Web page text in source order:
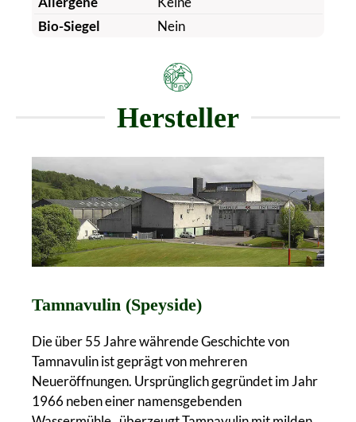
Bio-Siegel
Nein
Hersteller
Tamnavulin (Speyside)
Die über 55 Jahre währende Geschichte von
Tamnavulin ist geprägt von mehreren
Neueröffnungen. Ursprünglich gegründet im Jahr
1966 neben einer namensgebenden